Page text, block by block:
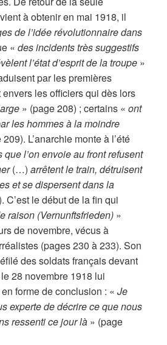
à obtenir en mai 1918, il
de l’idée révolutionnaire dans
«des incidents très suggestifs
l’état d’esprit de la troupe »
par les premières
envers les officiers qui dès lors
» (page 208) ; certains «ont
les hommes à la moindre
L’anarchie monte à l’été
que l’on envoie au front refusent
(…)arrêtent le train, détruisent
et se dispersent dans la
C’est le début de la fin qui
raison (Vernunftsfrieden) »
de novembre, vécus à
(pages 230 à 233). Son
des soldats français devant
28 novembre 1918 lui
forme de conclusion : «Je
experte de décrire ce que nous
ressenti ce jour là » (page